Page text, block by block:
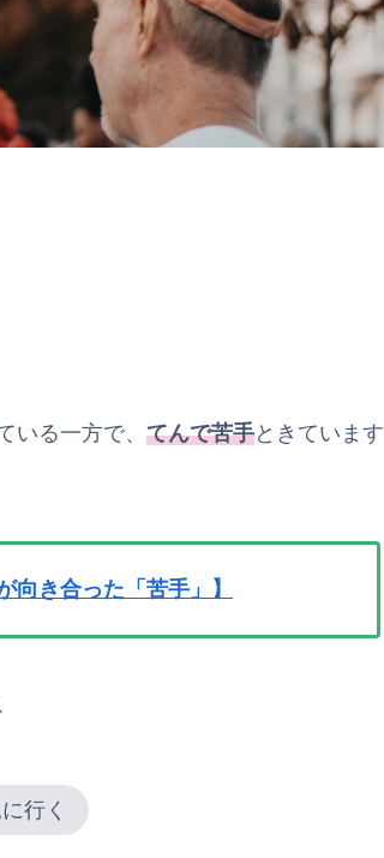
いる一方で、 てんで苦手ときています
き合った「苦手」】
行く